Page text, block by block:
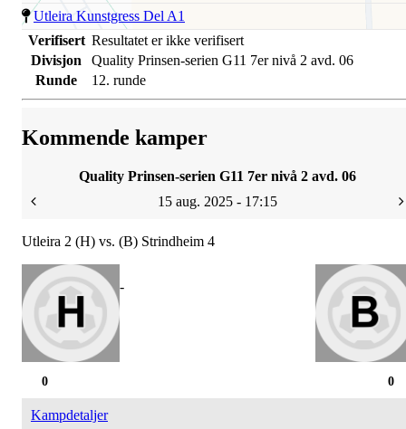
Utleira Kunstgress Del A1
Verifisert Resultatet er ikke verifisert
Divisjon
Quality Prinsen-serien G11 7er nivå 2 avd. 06
Runde
12. runde
Kommende kamper
Quality Prinsen-serien G11 7er nivå 2 avd. 06
15 aug. 2025 - 17:15
Utleira 2 (H) vs. (B) Strindheim 4
-
0
0
Kampdetaljer